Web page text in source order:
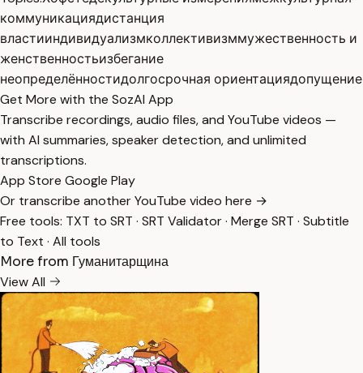
коммуникациядистанция
властииндивидуализмколлективизммужественность и
женственностьизбегание
неопределённостидолгосрочная ориентациядопущение
Get More with the SozAI App
Transcribe recordings, audio files, and YouTube videos —
with AI summaries, speaker detection, and unlimited
transcriptions.
App Store Google Play
Or transcribe another YouTube video here →
Free tools: TXT to SRT · SRT Validator· Merge SRT · Subtitle
to Text · All tools
More from Гуманитарщина
View All